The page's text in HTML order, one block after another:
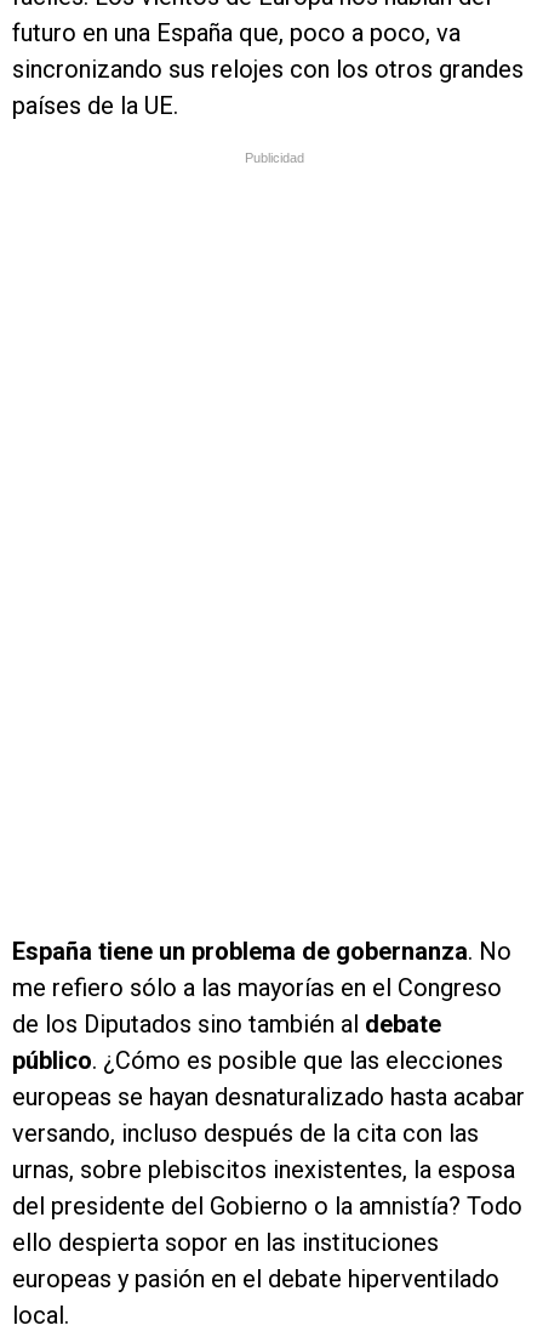
futuro en una España que, poco a poco, va
sincronizando sus relojes con los otros grandes
países de la UE.
Publicidad
España tiene un problema de gobernanza. No
me refiero sólo a las mayorías en el Congreso
de los Diputados sino también al debate
público. ¿Cómo es posible que las elecciones
europeas se hayan desnaturalizado hasta acabar
versando, incluso después de la cita con las
urnas, sobre plebiscitos inexistentes, la esposa
del presidente del Gobierno o la amnistía? Todo
ello despierta sopor en las instituciones
europeas y pasión en el debate hiperventilado
local.